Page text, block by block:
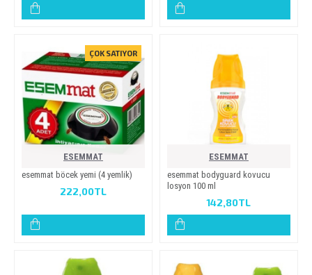
ÇOK SATIYOR
ESEMMAT
esemmat böcek yemi̇ (4 yemli̇k)
222,00TL
ESEMMAT
esemmat bodyguard kovucu
losyon 100 ml
142,80TL